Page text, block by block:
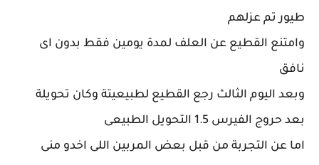
طيور تم عزلهم
وامتنع القطيع عن العلف لمدة يومين فقط بدون اى
نافق
وبعد اليوم الثالث رجع القطيع لطبيعيتة وكان تحويلة
بعد حروج الفيرس 1.5 التحويل الطبيعى
اما عن التجربة من قبل بعض المربين اللى اخدو منى